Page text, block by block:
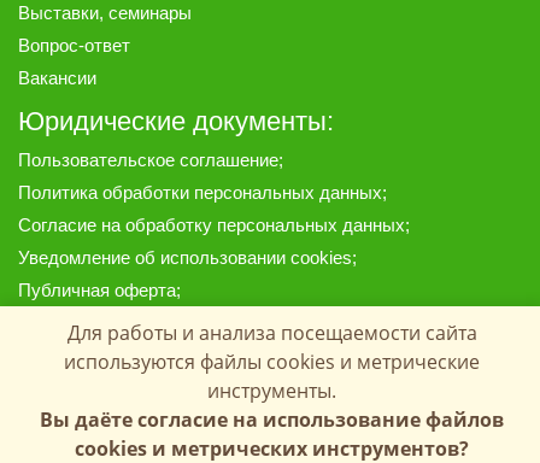
Выставки, семинары
Вопрос-ответ
Вакансии
Юридические документы:
Пользовательское соглашение;
Политика обработки персональных данных;
Согласие на обработку персональных данных;
Уведомление об использовании cookies;
Публичная оферта;
Предоставленные на сайте материалы, цены и данные
носят информационный характер и ни при каких условиях
не являются публичной офертой, определяемой
положениями Статей 435 и 437 Гражданского кодекса РФ.
Копирование материалов с сайта запрещено.
Для работы и анализа посещаемости сайта
используются файлы cookies и метрические
инструменты.
Вы даёте согласие на использование файлов
cookies и метрических инструментов?